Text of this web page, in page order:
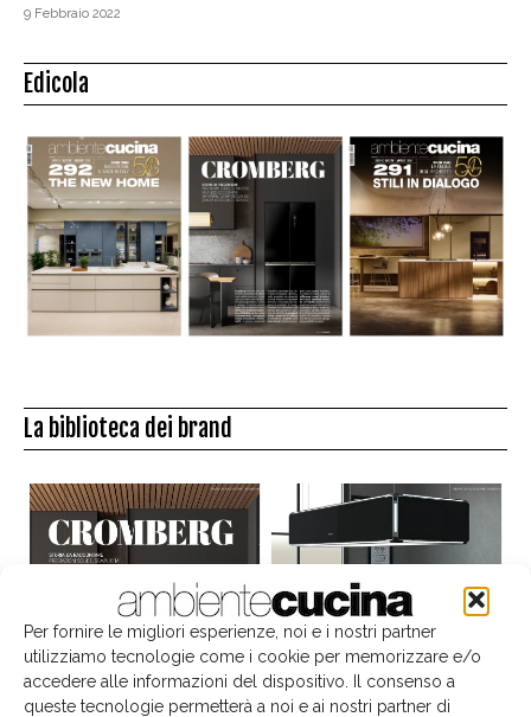
Per fornire le migliori esperienze, noi e i nostri partner
utilizziamo tecnologie come i cookie per memorizzare e/o
accedere alle informazioni del dispositivo. Il consenso a
queste tecnologie permetterà a noi e ai nostri partner di
9 Febbraio 2022
Edicola
La biblioteca dei brand